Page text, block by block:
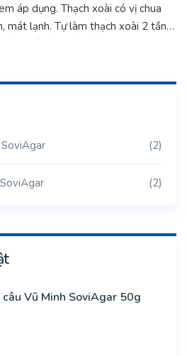
áp dụng. Thạch xoài có vị chua
mát lạnh. Tự làm thạch xoài 2 tầng
(2)
(2)
Vũ Minh SoviAgar 50g